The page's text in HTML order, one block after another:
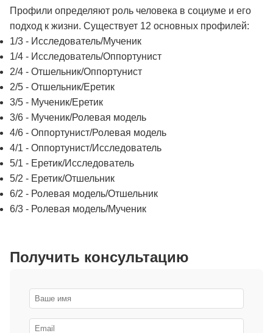
Профили определяют роль человека в социуме и его
подход к жизни. Существует 12 основных профилей:
1/3 - Исследователь/Мученик
1/4 - Исследователь/Оппортунист
2/4 - Отшельник/Оппортунист
2/5 - Отшельник/Еретик
3/5 - Мученик/Еретик
3/6 - Мученик/Ролевая модель
4/6 - Оппортунист/Ролевая модель
4/1 - Оппортунист/Исследователь
5/1 - Еретик/Исследователь
5/2 - Еретик/Отшельник
6/2 - Ролевая модель/Отшельник
6/3 - Ролевая модель/Мученик
Получить консультацию